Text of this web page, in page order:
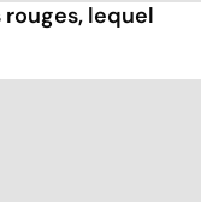
lequel